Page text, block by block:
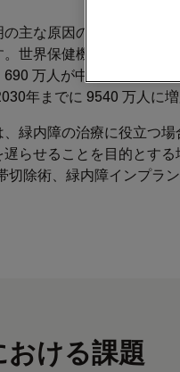
主な原因の 1 つです。
世界保健機関 (WHO)
万人が中程度から重度
年までに 9540 万人に
緑内障の治療に役立つ
らせることを目的とす
切除術、緑内障インプラ
ける課題